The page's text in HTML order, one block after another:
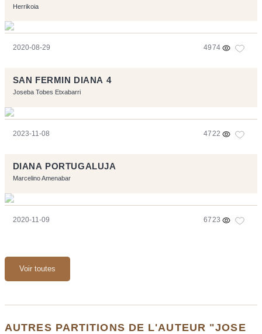
Herrikoia
2020-08-29 4974
SAN FERMIN DIANA 4
Joseba Tobes Etxabarri
2023-11-08 4722
DIANA PORTUGALUJA
Marcelino Amenabar
2020-11-09 6723
Voir toutes
AUTRES PARTITIONS DE L'AUTEUR "JOSE